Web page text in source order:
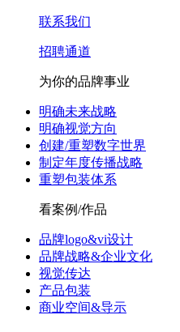
联系我们
招聘通道
为你的品牌事业
明确未来战略
明确视觉方向
创建/重塑数字世界
制定年度传播战略
重塑包装体系
看案例/作品
品牌logo&vi设计
品牌战略&企业文化
视觉传达
产品包装
商业空间&导示